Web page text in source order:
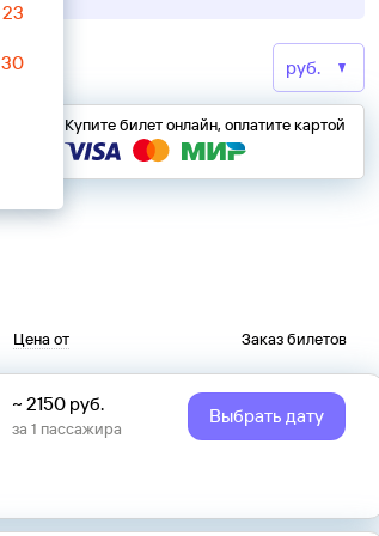
Купите билет онлайн, оплатите картой
Цена от Заказ билетов
~2150 руб.
за1 пассажира
Выбрать дату
23
30